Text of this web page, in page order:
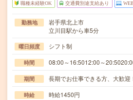
職種未経験OK 交通費別途支給あり
勤務地
岩手県北上市
立川目駅から車5分
曜日頻度 シフト制
時間 08:00～16:5012:00～
期間 長期でお仕事できる方、大歓迎
時給 時給1450円